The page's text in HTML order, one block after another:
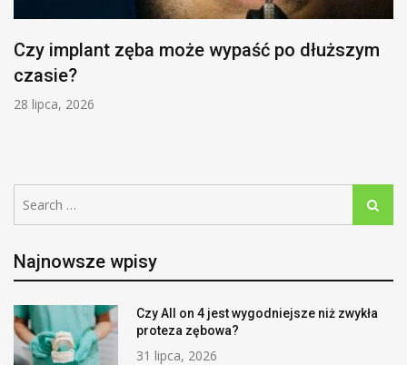
Czy implant zęba może wypaść po dłuższym
czasie?
28 lipca, 2026
for:
Search
Najnowsze wpisy
Czy All on 4 jest wygodniejsze niż zwykła
proteza zębowa?
31 lipca, 2026